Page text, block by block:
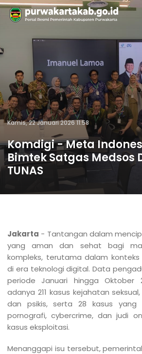
Kamis, 22 Januari 2026 11:58
Komdigi - Meta
Bimtek Satgas Medsos
TUNAS
Jakarta - Tantangan dalam
yang aman dan sehat bagi
kompleks, terutama dalam konteks
di era teknologi digital. Data
periode Januari hingga Oktober
adanya 211 kasus kejahatan
dan psikis, serta 28 kasus yang
pornografi, cybercrime, dan judi
kasus eksploitasi.
Menanggapi isu tersebut,